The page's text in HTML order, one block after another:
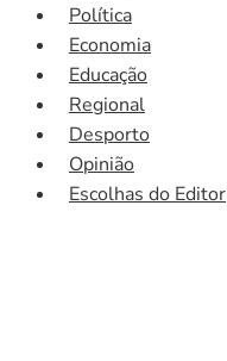
Política
Economia
Educação
Regional
Desporto
Opinião
Escolhas do Editor